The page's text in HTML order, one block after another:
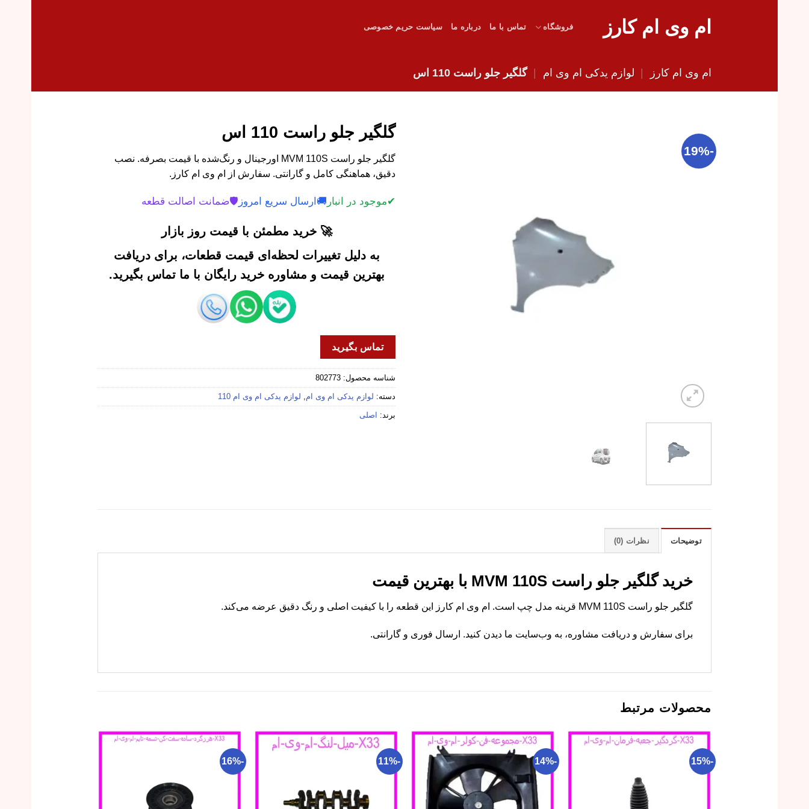
ام وی ام کارز فروشگاه تماس با ما درباره ما سیاست حریم خصوصی
ام وی ام کارز | لوازم یدکی ام وی ام | گلگیر جلو راست 110 اس
-19%
گلگیر جلو راست 110 اس
گلگیر جلو راست MVM 110S اورجینال و رنگ‌شده با قیمت بصرفه. نصب
دقیق، هماهنگی کامل و گارانتی. سفارش از ام وی ام کارز.
✔موجود در انبار 🚚 ارسال سریع امروز 🛡️ضمانت اصالت قطعه
🚀 خرید مطمئن با قیمت روز بازار
به دلیل تغییرات لحظه‌ای قیمت قطعات، برای دریافت
بهترین قیمت و مشاوره خرید رایگان با ما تماس بگیرید.
تماس بگیرید
شناسه محصول: 802773
دسته: لوازم یدکی ام وی ام لوازم یدکی ام وی ام 110
برند: اصلی
توضیحات نظرات (0)
خرید گلگیر جلو راست MVM 110S با بهترین قیمت
گلگیر جلو راست MVM 110S قرینه مدل چپ است. ام وی ام کارز این قطعه را با کیفیت اصلی و رنگ دقیق عرضه می‌کند.
برای سفارش و دریافت مشاوره، به وب‌سایت ما دیدن کنید. ارسال فوری و گارانتی.
محصولات مرتبط
-15%
-14%
-11%
-16%